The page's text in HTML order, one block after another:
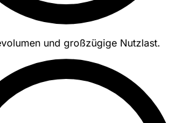
und großzügige Nutzlast.